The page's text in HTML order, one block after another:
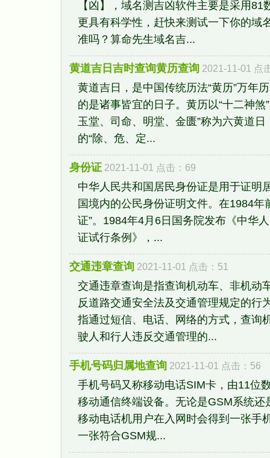
【凶】，域名测吉凶软件主要是采用
更具有科学性，赶快来测试一下你的域
准吗？算命先生域名吉...
黄道吉日吉时查询黄历查询 2021-11-01 点
黄道吉日，是中国传统历法“黄历”万年
的是诸事皆宜的日子。黄历以“十二神煞
玉堂、司命、明堂、金匮”称为六黄道日
的“除、危、定...
身份证 2021-11-01 点击：69
中华人民共和国居民身份证是用于证明
国境内的公民身份证明文件。在1984年
证”。1984年4月6日国务院发布《中华
证试行条例》，...
交通违章查询 2021-11-01 点击：51
交通违章查询是指查询机动车、非机动
反道路交通安全法及交通管理规定的行
指通过短信、电话、网络的方式，查询
驶人和行人违反交通管理的...
手机号码归属地查询 2021-11-01 点击：56
手机号码又称移动电话SIM卡，由11位
移动通信终端设备。无论是GSM系统还
移动电话机用户在入网时会得到一张手
一张符合GSM规...